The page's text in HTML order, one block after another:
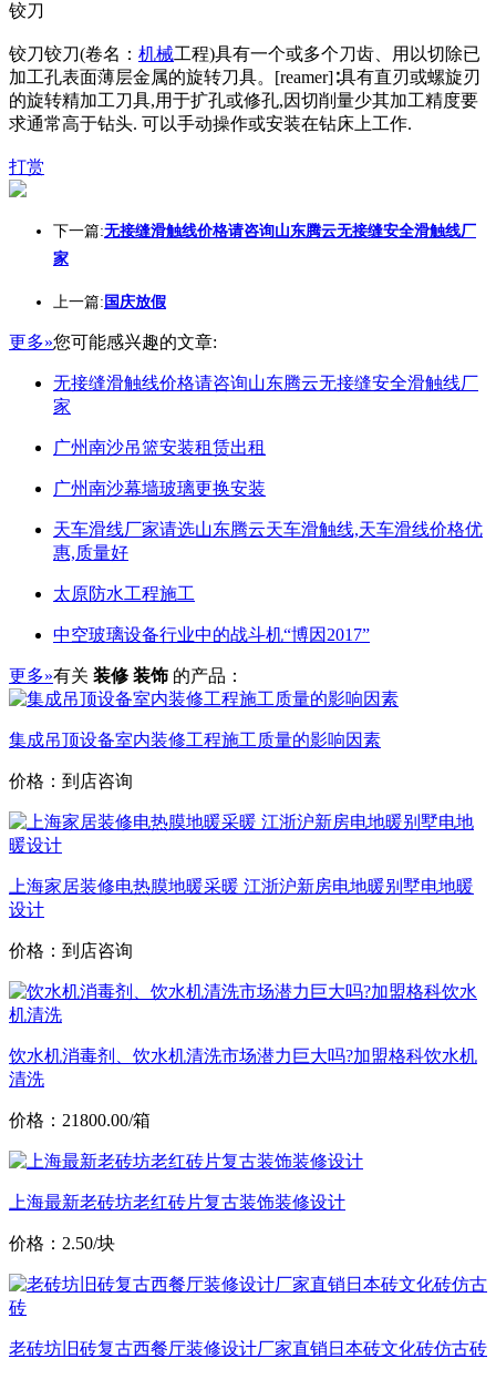
铰刀
铰刀铰刀(卷名： 机械工程)具有一个或多个刀齿、用以切除已
加工孔表面薄层金属的旋转刀具。[reamer]∶具有直刃或螺旋刃
的旋转精加工刀具,用于扩孔或修孔,因切削量少其加工精度要
求通常高于钻头. 可以手动操作或安装在钻床上工作.
打赏
下一篇:无接缝滑触线价格请咨询山东腾云无接缝安全滑触线厂
家
上一篇: 国庆放假
更多»您可能感兴趣的文章:
无接缝滑触线价格请咨询山东腾云无接缝安全滑触线厂
家
广州南沙吊篮安装租赁出租
广州南沙幕墙玻璃更换安装
天车滑线厂家请选山东腾云天车滑触线,天车滑线价格优
惠,质量好
太原防水工程施工
中空玻璃设备行业中的战斗机“博因2017”
更多»有关 装修 装饰 的产品：
集成吊顶设备室内装修工程施工质量的影响因素
价格：到店咨询
上海家居装修电热膜地暖采暖 江浙沪新房电地暖别墅电地暖
设计
价格：到店咨询
饮水机消毒剂、饮水机清洗市场潜力巨大吗?加盟格科饮水机
清洗
价格：21800.00/箱
上海最新老砖坊老红砖片复古装饰装修设计
价格：2.50/块
老砖坊旧砖复古西餐厅装修设计厂家直销日本砖文化砖仿古砖